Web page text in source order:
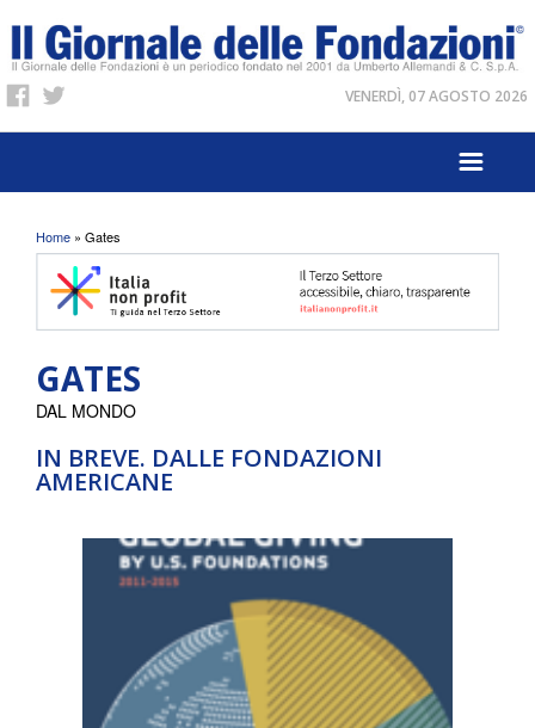
VENERDÌ, 07 AGOSTO 2026
Tu sei qui
Home » Gates
GATES
IN BREVE. DALLE FONDAZIONI
AMERICANE
DAL MONDO